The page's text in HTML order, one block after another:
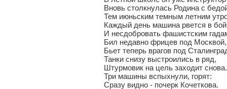
Вновь столкнулась Родина с
Тем июньским темным летним
Каждый день машина рвется в
И несдобровать фашистским
Бил недавно фрицев под Москвой,
Бьет теперь врагов под
Танки снизу выстроились в ряд,
Штурмовик на цель заходит снова.
Три машины вспыхнули, горят:
Сразу видно - почерк Кочеткова.